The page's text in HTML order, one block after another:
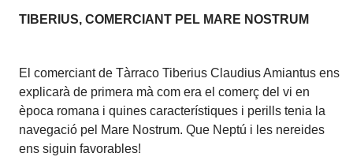
TIBERIUS, COMERCIANT PEL MARE NOSTRUM
El comerciant de Tàrraco Tiberius Claudius Amiantus ens
explicarà de primera mà com era el comerç del vi en
època romana i quines característiques i perills tenia la
navegació pel Mare Nostrum. Que Neptú i les nereides
ens siguin favorables!